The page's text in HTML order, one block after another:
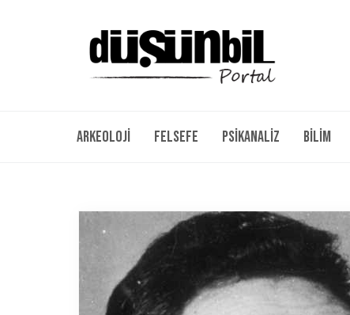
Arkeoloji Felsefe Psikanaliz Bilim